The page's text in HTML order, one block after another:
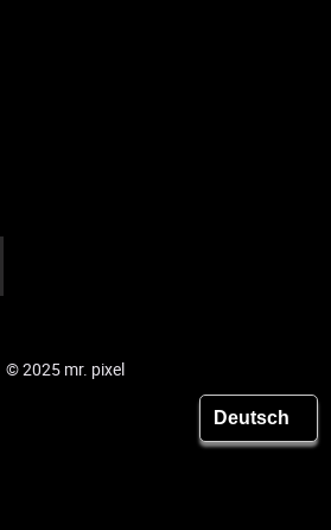
© 2025 mr. pixel